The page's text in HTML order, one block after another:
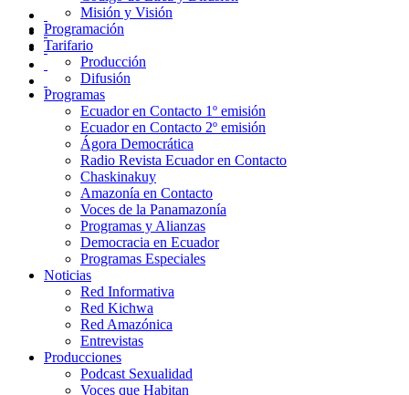
Misión y Visión
Programación
Tarifario
Producción
Difusión
Programas
Ecuador en Contacto 1º emisión
Ecuador en Contacto 2º emisión
Ágora Democrática
Radio Revista Ecuador en Contacto
Chaskinakuy
Amazonía en Contacto
Voces de la Panamazonía
Programas y Alianzas
Democracia en Ecuador
Programas Especiales
Noticias
Red Informativa
Red Kichwa
Red Amazónica
Entrevistas
Producciones
Podcast Sexualidad
Voces que Habitan